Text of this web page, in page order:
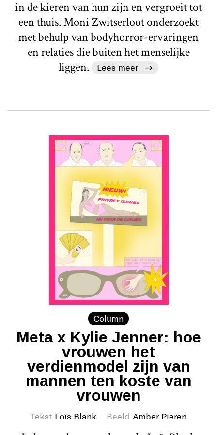
in de kieren van hun zijn en vergroeit tot
een thuis. Moni Zwitserloot onderzoekt
met behulp van bodyhorror-ervaringen
en relaties die buiten het menselijke
liggen.
Lees meer
Column
Meta x Kylie Jenner: hoe
vrouwen het
verdienmodel zijn van
mannen ten koste van
vrouwen
Tekst Loïs Blank Beeld Amber Pieren